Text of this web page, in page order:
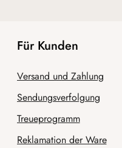
Für Kunden
Versand und Zahlung
Sendungsverfolgung
Treueprogramm
Reklamation der Ware